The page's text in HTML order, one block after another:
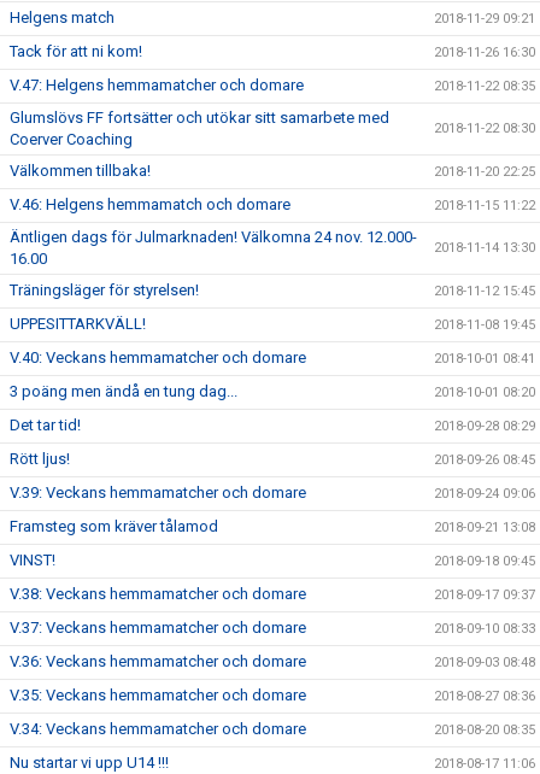
Helgens match 2018-11-29 09:21
Tack för att ni kom! 2018-11-26 16:30
V.47: Helgens hemmamatcher och domare 2018-11-22 08:35
Glumslövs FF fortsätter och utökar sitt samarbete med
Coerver Coaching
2018-11-22 08:30
Välkommen tillbaka! 2018-11-20 22:25
V.46: Helgens hemmamatch och domare 2018-11-15 11:22
Äntligen dags för Julmarknaden! Välkomna 24 nov. 12.000-
16.00
2018-11-14 13:30
Träningsläger för styrelsen! 2018-11-12 15:45
UPPESITTARKVÄLL! 2018-11-08 19:45
V.40: Veckans hemmamatcher och domare 2018-10-01 08:41
3 poäng men ändå en tung dag... 2018-10-01 08:20
Det tar tid! 2018-09-28 08:29
Rött ljus! 2018-09-26 08:45
V.39: Veckans hemmamatcher och domare 2018-09-24 09:06
Framsteg som kräver tålamod 2018-09-21 13:08
VINST! 2018-09-18 09:45
V.38: Veckans hemmamatcher och domare 2018-09-17 09:37
V.37: Veckans hemmamatcher och domare 2018-09-10 08:33
V.36: Veckans hemmamatcher och domare 2018-09-03 08:48
V.35: Veckans hemmamatcher och domare 2018-08-27 08:36
V.34: Veckans hemmamatcher och domare 2018-08-20 08:35
Nu startar vi upp U14 !!! 2018-08-17 11:06